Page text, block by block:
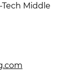
Middle